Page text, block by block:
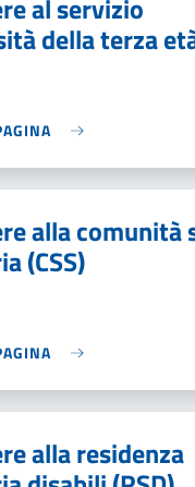
al servizio
della terza
alla comunità
(CSS)
alla residenza